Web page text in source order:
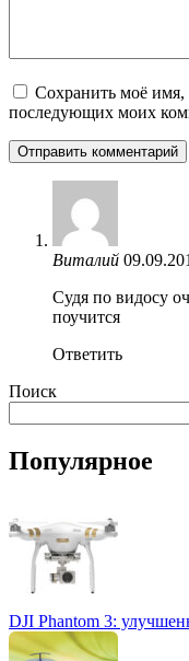
Сохранить моё имя,
последующих моих
Виталий
Судя по видосу
поучится
Ответить
Поиск
Популярное
DJI Phantom 3: